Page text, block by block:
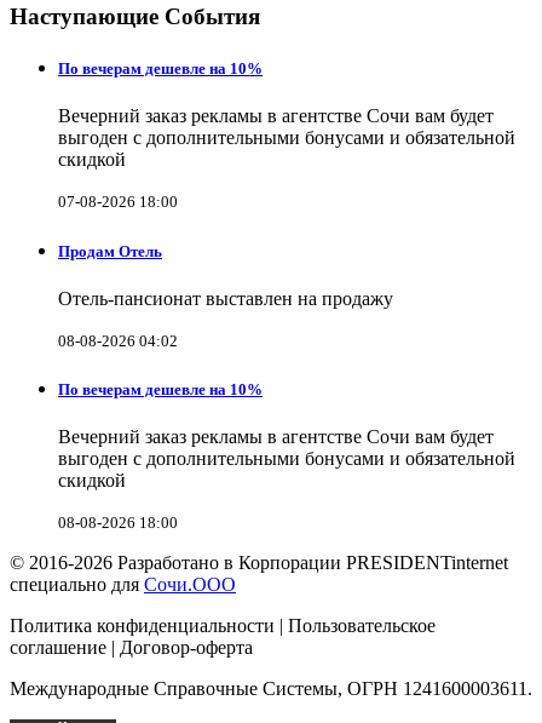
Наступающие События
По вечерам дешевле на 10%
Вечерний заказ рекламы в агентстве Сочи вам будет
выгоден с дополнительными бонусами и обязательной
скидкой
07-08-2026 18:00
Продам Отель
Отель-пансионат выставлен на продажу
08-08-2026 04:02
По вечерам дешевле на 10%
Вечерний заказ рекламы в агентстве Сочи вам будет
выгоден с дополнительными бонусами и обязательной
скидкой
08-08-2026 18:00
© 2016-2026 Разработано в Корпорации PRESIDENTinternet
специально для Сочи.ООО
Политика конфиденциальности | Пользовательское
соглашение | Договор-оферта
Международные Справочные Системы, ОГРН 1241600003611.